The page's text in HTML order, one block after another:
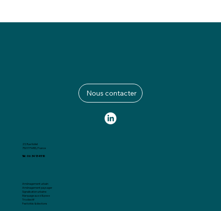
Nous contacter
23, Rue Nollet
75017 PARIS, France
Tél : 06 34 13 45 10
Aménagement urbain
Aménagement paysager
Signalisation urbaine
Marquage au sol & pose
Tri sélectif
Festivités & élections